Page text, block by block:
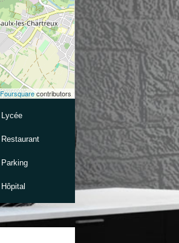
Foursquarecontributors
Lycée
Restaurant
Parking
Hôpital